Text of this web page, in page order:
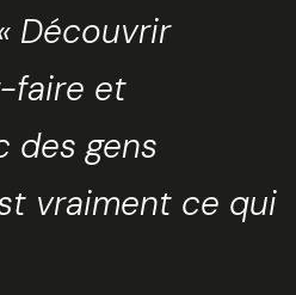
Découvrir
faire et
des gens
vraiment ce qui